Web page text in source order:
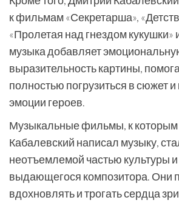
к фильмам «Секретарша»,
«Пролетая над гнездом кукушки»
музыка добавляет
выразительность картины,
полностью погрузиться в сюжет
эмоции героев.
Музыкальные фильмы, к
Кабалевский написал музыку,
неотъемлемой частью культуры
выдающегося композитора. Они
вдохновлять и трогать сердца